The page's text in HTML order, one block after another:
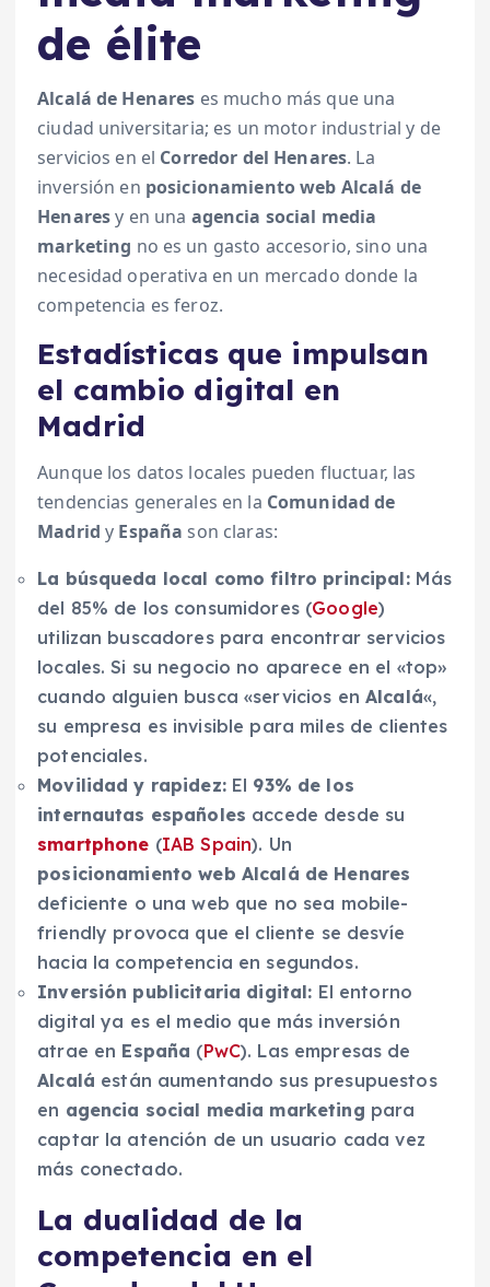
de élite
Alcalá de Henares es mucho más que una
ciudad universitaria; es un motor industrial y de
servicios en el Corredor del Henares. La
inversión en posicionamiento web Alcalá de
Henaresy en una agencia social media
marketing no es un gasto accesorio, sino una
necesidad operativa en un mercado donde la
competencia es feroz.
Estadísticas que impulsan
el cambio digital en
Madrid
Aunque los datos locales pueden fluctuar, las
tendencias generales en la Comunidad de
Madrid y España son claras:
La búsqueda local como filtro principal:Más
del 85% de los consumidores (Google)
utilizan buscadores para encontrar servicios
locales. Si su negocio no aparece en el «top»
cuando alguien busca «servicios enAlcalá«,
su empresa es invisible para miles de clientes
potenciales.
Movilidad y rapidez:El 93% de los
internautas españoles accede desde su
smartphone (IAB Spain). Un
posicionamiento web Alcalá de Henares
deficiente o una web que no sea mobile-
friendly provoca que el cliente se desvíe
hacia la competencia en segundos.
Inversión publicitaria digital: El entorno
digital ya es el medio que más inversión
atrae en España (PwC). Las empresas de
Alcalá están aumentando sus presupuestos
en agencia social media marketing para
captar la atención de un usuario cada vez
más conectado.
La dualidad de la
competencia en el